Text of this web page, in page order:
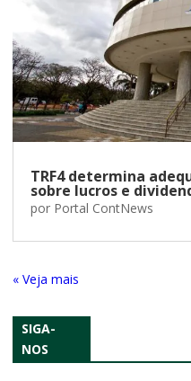
TRF4 determina
sobre lucros e
por Portal ContNews
« Entradas Antigas
SIGA-
NOS